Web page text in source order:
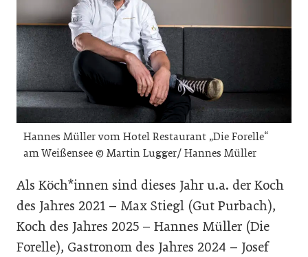
Hannes Müller vom Hotel Restaurant „Die Forelle“
am Weißensee © Martin Lugger/ Hannes Müller
Als Köch*innen sind dieses Jahr u.a. der Koch
des Jahres 2021 – Max Stiegl (Gut Purbach),
Koch des Jahres 2025 – Hannes Müller (Die
Forelle), Gastronom des Jahres 2024 – Josef